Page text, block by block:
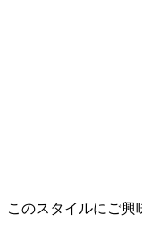
このスタイルにご興